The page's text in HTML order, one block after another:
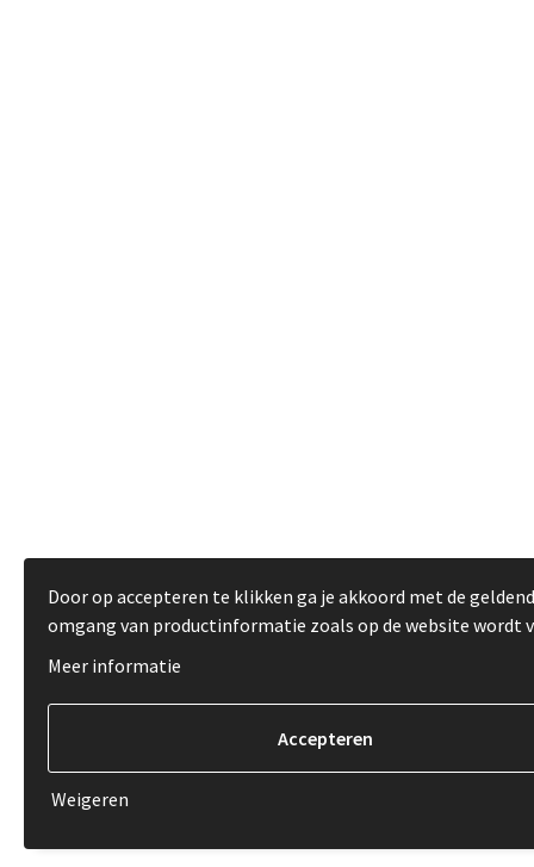
Door op accepteren te klikken ga je akkoord met de
omgang van productinformatie zoals op de website wordt
Meer informatie
Weigeren